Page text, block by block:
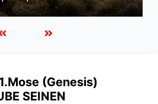
dem Sturm
(Genesis)
SEINEN